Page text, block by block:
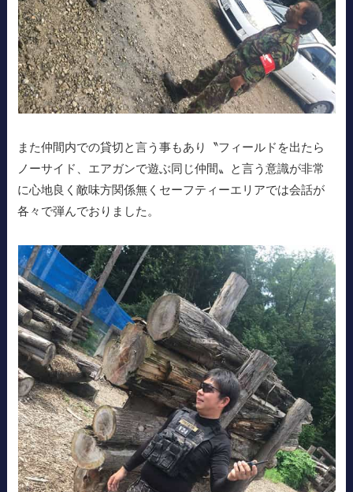
また仲間内での貸切と言う事もあり〝フィールドを出たら
ノーサイド、エアガンで遊ぶ同じ仲間〟と言う意識が非常
に心地良く敵味方関係無くセーフティーエリアでは会話が
各々で弾んでおりました。